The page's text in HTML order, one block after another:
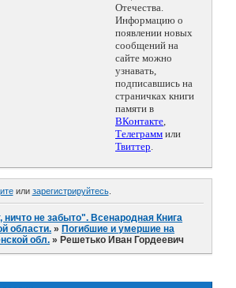
Отечества.
Информацию о
появлении новых
сообщений на
сайте можно
узнавать,
подписавшись на
страничках книги
памяти в
ВКонтакте,
Телеграмм или
Твиттер.
или зарегистрируйтесь.
ничто не забыто". Всенародная Книга
области. » Погибшие и умершие на
обл. » Решетько Иван Гордеевич